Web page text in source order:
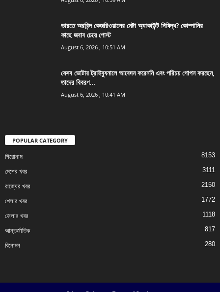
ভারতে অরবিন্দ কেজরিওয়ালের মেটা অ্যাকাউন্ট নিষিদ্ধ? কোম্পানির
কাছে জবাব চেয়ে পোস্ট
August 6, 2026 , 10:51 AM
যেসব ভোটার ট্রাইব্যুনালে আবেদন করেননি এবং পরিচয় গোপন করছেন,
তাদের বিবরণ...
August 6, 2026 , 10:41 AM
POPULAR CATEGORY
শিরোনাম 8153
দেশের খবর 3111
রাজ্যের খবর 2150
খেলার খবর 1772
জেলার খবর 1118
আন্তর্জাতিক 817
বিনোদন 280